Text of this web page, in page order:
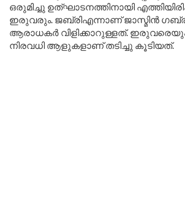
ഒരുമിച്ചു ഉത്ഘാടനത്തിനായി
ഇരുവരും. ജബ്രിഎന്നാണ് ജാസ്മിൻ
ആരാധകർ വിളിക്കാറുള്ളത്.
നിരവധി ആളുകളാണ് തടിച്ചു കൂടിയത്.